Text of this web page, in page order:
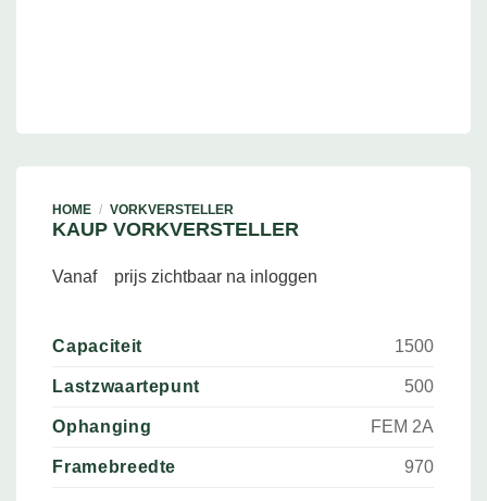
HOME / VORKVERSTELLER
KAUP VORKVERSTELLER
Vanaf prijs zichtbaar na inloggen
Capaciteit 1500
Lastzwaartepunt 500
Ophanging FEM 2A
Framebreedte 970